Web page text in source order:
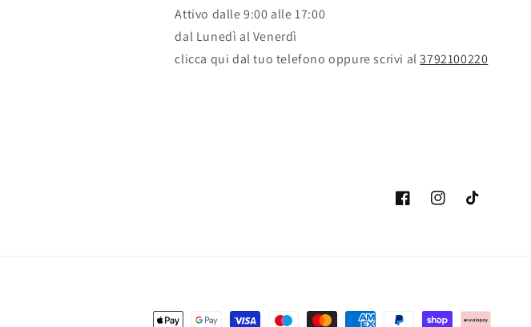
Attivo dalle 9:00 alle 17:00
dal Lunedì al Venerdì
clicca qui dal tuo telefono oppure scrivi al3792100220
FacebookInstagramTikTok
付